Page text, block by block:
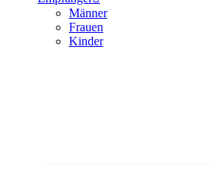
Männer
Frauen
Kinder